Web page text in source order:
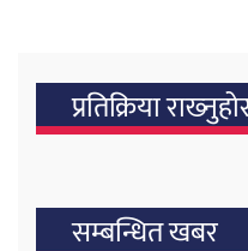
प्रतिक्रिया
सम्बन्धित खबर